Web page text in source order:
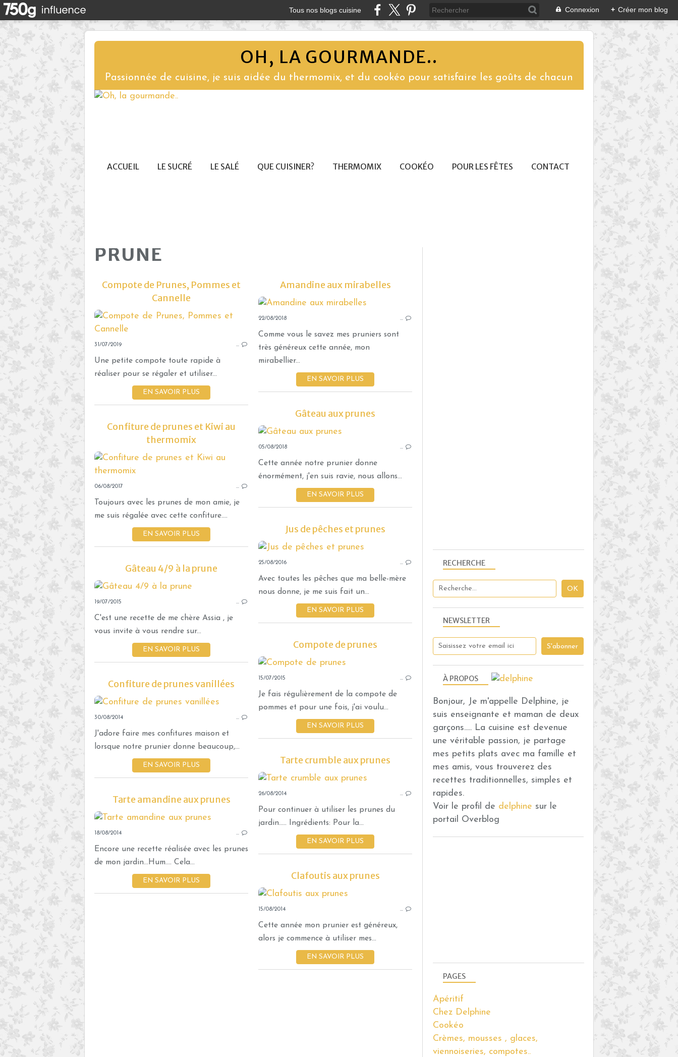
Tous nos blogs cuisine Connexion + Créer mon blog
OH, LA GOURMANDE..
Passionnée de cuisine, je suis aidée du thermomix, et du cookéo pour satisfaire les goûts de chacun
ACCUEIL LE SUCRÉ LE SALÉ QUE CUISINER? THERMOMIX COOKÉO POUR LES FÊTES CONTACT
PRUNE
Compote de Prunes, Pommes et
Cannelle
CONFITURES ET COMPOTES
THERMOMIX
GOURMANDISES SUCRÉES
PRUNE
CANNELLE
VANILLE
31/07/2019 …
Une petite compote toute rapide à
réaliser pour se régaler et utiliser...
EN SAVOIR PLUS
Amandine aux mirabelles
22/08/2018 …
Comme vous le savez mes pruniers sont
très généreux cette année, mon
mirabellier...
EN SAVOIR PLUS
Gâteau aux prunes
05/08/2018 …
Cette année notre prunier donne
énormément, j'en suis ravie, nous allons...
EN SAVOIR PLUS
Confiture de prunes et Kiwi au
thermomix
CONFITURES ET COMPOTES
THERMOMIX
PRUNE
06/08/2017 …
Toujours avec les prunes de mon amie, je
me suis régalée avec cette confiture....
EN SAVOIR PLUS Jus de pêches et prunes
BOISSONS
EXTRACTEUR DE JUS
FROOTHIE
CITRON
25/08/2016 …
Avec toutes les pêches que ma belle-mère
nous donne, je me suis fait un...
EN SAVOIR PLUS
Gâteau 4/9 à la prune
GÂTEAUX
PRUNE
FACILE
GOURMANDISES SUCRÉES
19/07/2015 …
C'est une recette de me chère Assia , je
vous invite à vous rendre sur...
EN SAVOIR PLUS Compote de prunes
COMPOTE
PRUNE
THERMOMIX
15/07/2015 …
Je fais régulièrement de la compote de
pommes et pour une fois, j'ai voulu...
EN SAVOIR PLUS
Confiture de prunes vanillées
CONFITURES ET COMPOTES
THERMOMIX
PRUNE
30/08/2014 …
J'adore faire mes confitures maison et
lorsque notre prunier donne beaucoup,...
EN SAVOIR PLUS Tarte crumble aux prunes
TARTES
GOURMANDISES SUCRÉES
THERMOMIX
PRUNE
26/08/2014 …
Pour continuer à utiliser les prunes du
jardin..... Ingrédients: Pour la...
EN SAVOIR PLUS
Tarte amandine aux prunes
TARTES
THERMOMIX
GOURMANDISES SUCRÉES
PRUNE
18/08/2014 …
Encore une recette réalisée avec les prunes
de mon jardin...Hum.... Cela...
EN SAVOIR PLUS Clafoutis aux prunes
15/08/2014 …
Cette année mon prunier est généreux,
alors je commence à utiliser mes...
EN SAVOIR PLUS
NEWSLETTER
RECHERCHE
À PROPOS
Bonjour, Je m'appelle Delphine, je
suis enseignante et maman de deux
garçons..... La cuisine est devenue
une véritable passion, je partage
mes petits plats avec ma famille et
mes amis, vous trouverez des
recettes traditionnelles, simples et
rapides.
Voir le profil de delphine sur le
portail Overblog
PAGES
Apéritif
Chez Delphine
Cookéo
Crèmes, mousses , glaces,
viennoiseries, compotes..